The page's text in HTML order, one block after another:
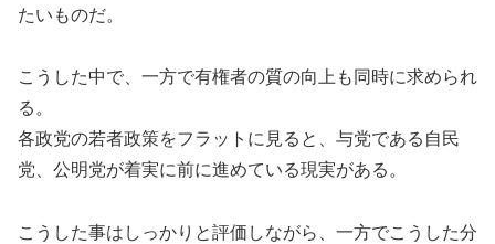
たいものだ。
こうした中で、一方で有権者の質の向上も同時に求められ
る。
各政党の若者政策をフラットに見ると、与党である自民
党、公明党が着実に前に進めている現実がある。
こうした事はしっかりと評価しながら、一方でこうした分